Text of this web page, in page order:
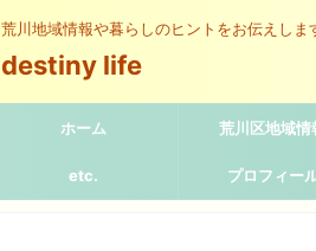
荒川地域情報や暮らしのヒントをお伝えしま
destiny life
ホーム 荒川区地域情
etc. プロフィー